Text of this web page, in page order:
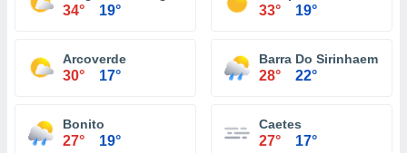
34° 19° 33° 19°
Arcoverde
30° 17°
Barra Do Sirinhaem
28° 22°
Bonito
27° 19°
Caetes
27° 17°